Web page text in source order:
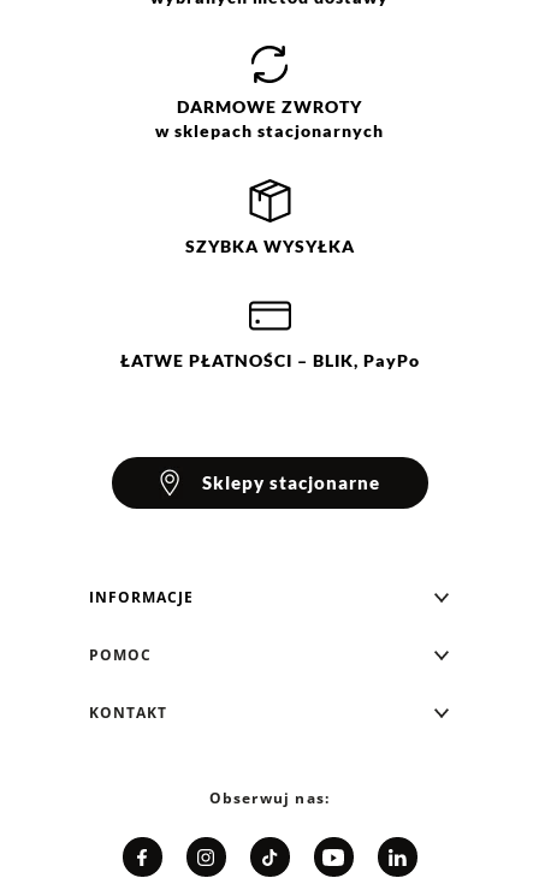
DARMOWE ZWROTY
w sklepach stacjonarnych
SZYBKA WYSYŁKA
ŁATWE PŁATNOŚCI – BLIK, PayPo
Sklepy stacjonarne
INFORMACJE
Klub Greenpoint
Współpraca
POMOC
Zwrot/Wymiana
KONTAKT
Telefon: 12 287 07 07
Pn. - pt.: 8:00 - 15:00
Obserwuj nas: